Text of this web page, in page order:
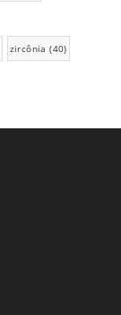
zircônia (40)